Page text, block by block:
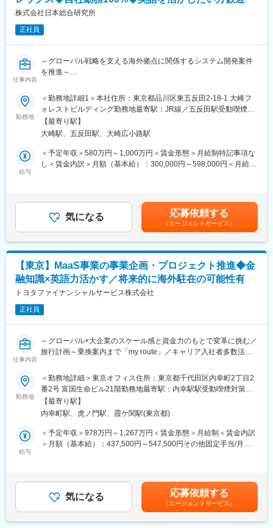
ています。
※S&P格付けにてトヨタ自動車と同等の格付けを取得（長期：A
＋、短期：A-1＋）
※将来的に海外赴任の可能性有（社員の30%が海外赴任中）。国内
でのご活躍が認められた方は、入社3～5年後を目安に海外に赴任
しています。
■組織構成
経理部 経理G 連結T：8名（管理職1名、係長級3名、担当職2名、
出向者、派遣）
■魅力
当グループは「モビリティサービスカンパニー」への変革を掲げ
ており、当社が担う販売金融領域においても、決済アプリの運営
や連結子会社（商用車領域）・関連会社（愛車サブスクリプショ
います。世界規模の大手自動車メーカーやその支えとなっている
企業に携われる大変貴重なポジションです。
世界の金融ネットワークを統括するためのトヨタ自動車持株会
社。総資産22兆円、世界40以上の国・地域で自動車ローンやリー
スを中心とした自動車販売金融を展開。
■ビジネスモデル
戦略・統括会社という位置付けで、長期的な視野・グループとし
ての一体感の醸成の観点から上流部分である企画戦略に特化した
業務を遂行。
（１）自動車ローンやリースを中心とした自動車販売金融の展開
（２）トヨタ自動車が戦略的に実施する各プロジェクト支援
変更の範囲：会社の定める業務
株式会社日本総合研究所
正社員
仕事内容
～グローバル戦略を支える海外拠点に関係するシステム開発案件
を推進～
模案件
●自社勤務100％(大崎・豊洲)／週2～3日在宅勤務可／有給休暇取
得率83％
●年収アップ実績多数！社員への投資が盛んで福利厚生整備・手当
多数
【業務内容】
グループのグローバルビジネス拡大に伴い、高難度かつ大規模な
システム開発が増加している中で、グローバル戦略の成否をシス
テム開発プロジェクト管理の面から支えていただく仕事です。
【プロジェクト事例】
・日本総研国内拠点でのSMBCグループ海外拠点システムのアプ
リケーション開発案件推進の支援
・日本総研海外拠点（米国・英国・シンガポール・中国）でのシ
ステム企画／アプリケーション開発及びプロジェクトマネジメン
トの推進
【ポジションの魅力】
SMBCグループの海外ビジネスに関わる中で、国内・海外拠点の
進を経験できる（海外赴任、出張あり）
【充実した福利厚生制度】
服装自由、在宅勤務完全導入など、ライフステージに合わせた柔
・海外トレーニー制度
・カフェテリア式研修（社内外研修受講制度）
【企業概要】
システムインテグレーション・コンサルティング・シンクタンク
勤務地
＜勤務地詳細1＞本社住所：東京都品川区東五反田2-18-1 大崎フ
ォレストビルディング勤務地最寄駅：JR線／五反田駅受動喫煙対
策：屋内全面禁煙＜勤務地詳細2＞海外オフィス住所：アメリカ
（ニューヨーク）・イギリス（ロンドン）・シンガポール・中国
事業所（リモートワーク含む）
【最寄り駅】
大崎駅、五反田駅、大崎広小路駅
給与
＜予定年収＞580万円～1,000万円＜賃金形態＞月給制特記事項な
し＜賃金内訳＞月額（基本給）：300,000円～598,000円＜月給＞
(月額)は固定手当を含めた表記です。
気になる 応募依頼する
（エージェントサービス）
【東京】MaaS事業の事業企画・プロジェクト推進◆金
融知識×英語力活かす／将来的に海外駐在の可能性有
トヨタファイナンシャルサービス株式会社
正社員
仕事内容
～グローバル×大企業のスケール感と資金力のもとで変革に挑む／
旅行計画～乗換案内まで「my route」／キャリア入社者多数活躍
■募集背景
トヨタ自動車の金融統括会社である当社。トヨタ自動車が自動車
を製造・販売する先では、トヨタの販売店でお客様が自動車を購
入しやすいようトヨタファイナンスがローンやリースといった金
融サービスを開発し提供しており、それらを当社が統括していま
す。
■業務概要
仕事の内容 ご経験に合わせて、下記業務をお任せします。
勤務地
＜勤務地詳細＞東京オフィス住所：東京都千代田区内幸町2丁目2
番2号 富国生命ビル21階勤務地最寄駅：内幸駅駅受動喫煙対策：
敷地内全面禁煙変更の範囲：会社の定める事業所（リモートワー
ク含む）
【最寄り駅】
内幸町駅、虎ノ門駅、霞ケ関駅(東京都)
給与
＜予定年収＞978万円～1,267万円＜賃金形態＞月給制＜賃金内訳
＞月額（基本給）：437,500円～547,500円その他固定手当/月：
487,500円、年収1,075万円（残業20H込）※給与詳細は経験・能
力・前職給与等を踏まえて決定します。賃金はあくまでも目安の
金額であり、選考を通じて上下する可能性があります。月給(月額)
は固定手当を含めた表記です。
気になる 応募依頼する
（エージェントサービス）